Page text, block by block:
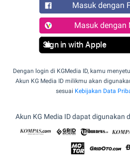
Masuk dengan
Masuk dengan
Sign in with Apple
Dengan login di KGMedia ID, kamu
Akun KG Media ID milikmu akan
sesuai Kebijakan Data
Akun KG Media ID dapat digunakan